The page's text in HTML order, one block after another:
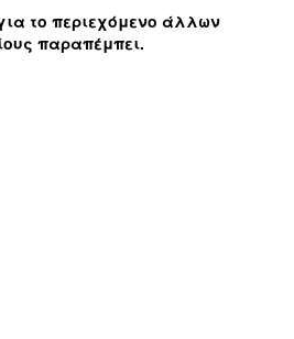
το περιεχόμενο άλλων
παραπέμπει.